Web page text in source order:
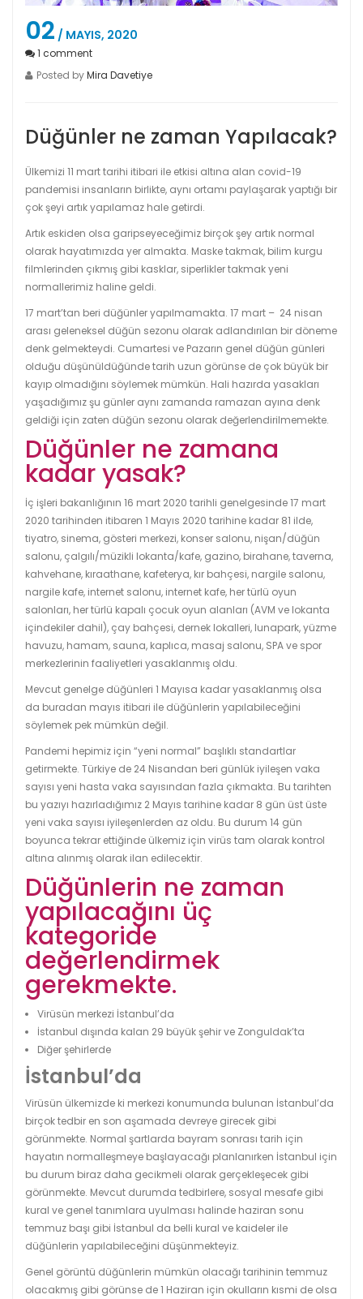
02 / MAYIS, 2020
1 comment
Posted byMira Davetiye
Düğünler ne zaman Yapılacak?
Ülkemizi 11 mart tarihi itibari ile etkisi altına alan covid-19
pandemisi insanların birlikte, aynı ortamı paylaşarak yaptığı bir
çok şeyi artık yapılamaz hale getirdi.
Artık eskiden olsa garipseyeceğimiz birçok şey artık normal
olarak hayatımızda yer almakta. Maske takmak, bilim kurgu
filmlerinden çıkmış gibi kasklar, siperlikler takmak yeni
normallerimiz haline geldi.
17 mart’tan beri düğünler yapılmamakta. 17 mart – 24 nisan
arası geleneksel düğün sezonu olarak adlandırılan bir döneme
denk gelmekteydi. Cumartesi ve Pazarın genel düğün günleri
olduğu düşünüldüğünde tarih uzun görünse de çok büyük bir
kayıp olmadığını söylemek mümkün. Hali hazırda yasakları
yaşadığımız şu günler aynı zamanda ramazan ayına denk
geldiği için zaten düğün sezonu olarak değerlendirilmemekte.
Düğünler ne zamana
kadar yasak?
İç işleri bakanlığının 16 mart 2020 tarihli genelgesinde 17 mart
2020 tarihinden itibaren 1 Mayıs 2020 tarihine kadar 81 ilde,
tiyatro, sinema, gösteri merkezi, konser salonu, nişan/düğün
salonu, çalgılı/müzikli lokanta/kafe, gazino, birahane, taverna,
kahvehane, kıraathane, kafeterya, kır bahçesi, nargile salonu,
nargile kafe, internet salonu, internet kafe, her türlü oyun
salonları, her türlü kapalı çocuk oyun alanları (AVM ve lokanta
içindekiler dahil), çay bahçesi, dernek lokalleri, lunapark, yüzme
havuzu, hamam, sauna, kaplıca, masaj salonu, SPA ve spor
merkezlerinin faaliyetleri yasaklanmış oldu.
Mevcut genelge düğünleri 1 Mayısa kadar yasaklanmış olsa
da buradan mayıs itibari ile düğünlerin yapılabileceğini
söylemek pek mümkün değil.
Pandemi hepimiz için “yeni normal” başlıklı standartlar
getirmekte. Türkiye de 24 Nisandan beri günlük iyileşen vaka
sayısı yeni hasta vaka sayısından fazla çıkmakta. Bu tarihten
bu yazıyı hazırladığımız 2 Mayıs tarihine kadar 8 gün üst üste
yeni vaka sayısı iyileşenlerden az oldu. Bu durum 14 gün
boyunca tekrar ettiğinde ülkemiz için virüs tam olarak kontrol
altına alınmış olarak ilan edilecektir.
Düğünlerin ne zaman
yapılacağını üç
kategoride
değerlendirmek
gerekmekte.
Virüsün merkezi İstanbul’da
İstanbul dışında kalan 29 büyük şehir ve Zonguldak’ta
Diğer şehirlerde
İstanbul’da
Virüsün ülkemizde ki merkezi konumunda bulunan İstanbul’da
birçok tedbir en son aşamada devreye girecek gibi
görünmekte. Normal şartlarda bayram sonrası tarih için
hayatın normalleşmeye başlayacağı planlanırken İstanbul için
bu durum biraz daha gecikmeli olarak gerçekleşecek gibi
görünmekte. Mevcut durumda tedbirlere, sosyal mesafe gibi
kural ve genel tanımlara uyulması halinde haziran sonu
temmuz başı gibi İstanbul da belli kural ve kaideler ile
düğünlerin yapılabileceğini düşünmekteyiz.
Genel görüntü düğünlerin mümkün olacağı tarihinin temmuz
olacakmış gibi görünse de 1 Haziran için okulların kısmi de olsa